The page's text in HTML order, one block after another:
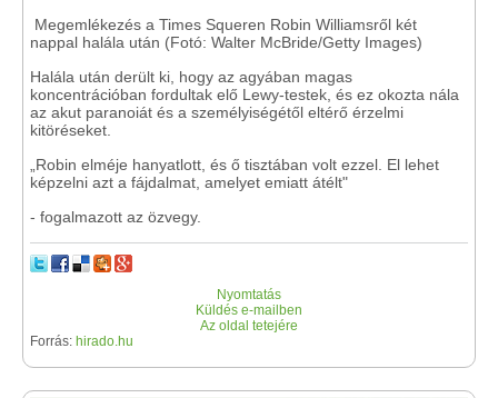
Megemlékezés a Times Squeren Robin Williamsről két
nappal halála után (Fotó: Walter McBride/Getty Images)
Halála után derült ki, hogy az agyában magas
koncentrációban fordultak elő Lewy-testek, és ez okozta nála
az akut paranoiát és a személyiségétől eltérő érzelmi
kitöréseket.
„Robin elméje hanyatlott, és ő tisztában volt ezzel. El lehet
képzelni azt a fájdalmat, amelyet emiatt átélt"
- fogalmazott az özvegy.
Nyomtatás
Küldés e-mailben
Az oldal tetejére
Forrás: hirado.hu